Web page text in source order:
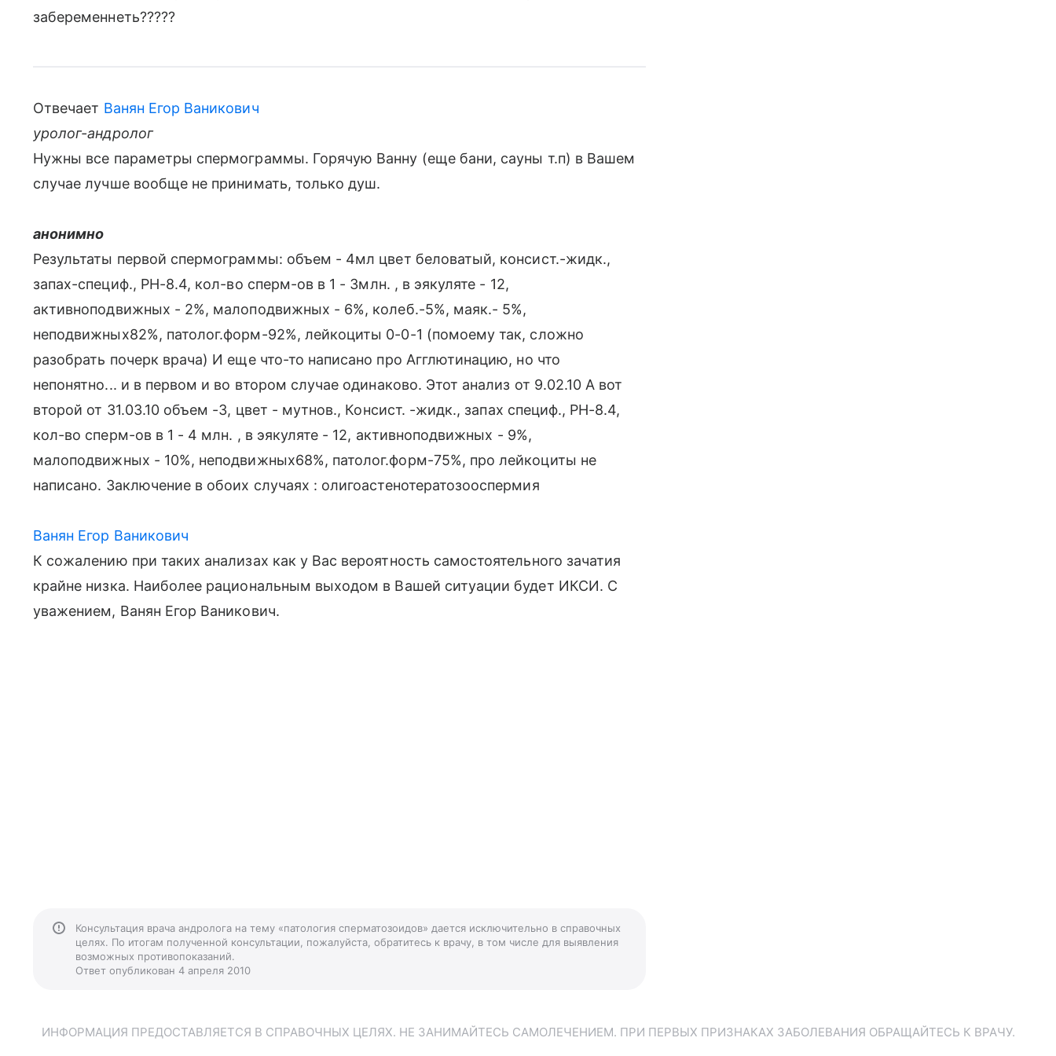
забеременнеть?????
Отвечает Ванян Егор Ваникович
уролог-андролог
Нужны все параметры спермограммы. Горячую Ванну (еще бани, сауны т.п) в Вашем
случае лучше вообще не принимать, только душ.
анонимно
Результаты первой спермограммы: объем - 4мл цвет беловатый, консист.-жидк.,
запах-специф., РН-8.4, кол-во сперм-ов в 1 - 3млн. , в эякуляте - 12,
активноподвижных - 2%, малоподвижных - 6%, колеб.-5%, маяк.- 5%,
неподвижных82%, патолог.форм-92%, лейкоциты 0-0-1 (помоему так, сложно
разобрать почерк врача) И еще что-то написано про Агглютинацию, но что
непонятно... и в первом и во втором случае одинаково. Этот анализ от 9.02.10 А вот
второй от 31.03.10 объем -3, цвет - мутнов., Консист. -жидк., запах специф., РН-8.4,
кол-во сперм-ов в 1 - 4 млн. , в эякуляте - 12, активноподвижных - 9%,
малоподвижных - 10%, неподвижных68%, патолог.форм-75%, про лейкоциты не
написано. Заключение в обоих случаях : олигоастенотератозооспермия
Ванян Егор Ваникович
К сожалению при таких анализах как у Вас вероятность самостоятельного зачатия
крайне низка. Наиболее рациональным выходом в Вашей ситуации будет ИКСИ. С
уважением, Ванян Егор Ваникович.
Консультация врача андролога на тему «патология сперматозоидов» дается исключительно в справочных
целях. По итогам полученной консультации, пожалуйста, обратитесь к врачу, в том числе для выявления
возможных противопоказаний.
Ответ опубликован 4 апреля 2010
ИНФОРМАЦИЯ ПРЕДОСТАВЛЯЕТСЯ В СПРАВОЧНЫХ ЦЕЛЯХ. НЕ ЗАНИМАЙТЕСЬ САМОЛЕЧЕНИЕМ. ПРИ ПЕРВЫХ ПРИЗНАКАХ ЗАБОЛЕВАНИЯ ОБРАЩАЙТЕСЬ К ВРАЧУ.